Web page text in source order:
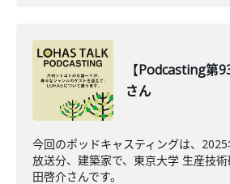
【Podcasting第
さん
今回のポッドキャスティングは、
放送分、建築家で、東京大学 生産技
田啓介さんです。